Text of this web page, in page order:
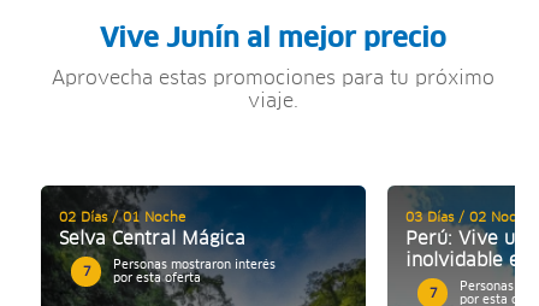
Vive Junín al mejor precio
Aprovecha estas promociones para tu próximo
viaje.
02 Días / 01 Noche
Selva Central Mágica
7
Personas mostraron interés
por esta oferta
03 Días / 02 Noches
Perú: Vive
inolvidable en
7
Personas
por esta